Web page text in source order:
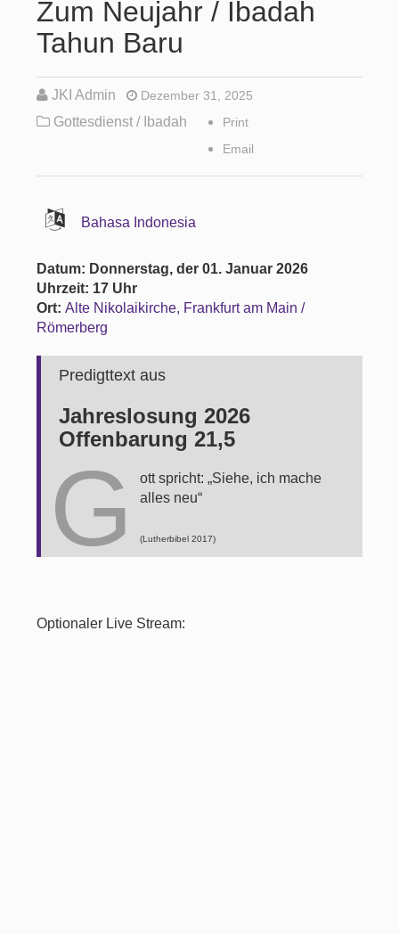
Zum Neujahr / Ibadah
Tahun Baru
JKI Admin Dezember 31, 2025
Gottesdienst / Ibadah
Print
Email
Bahasa Indonesia
Datum: Donnerstag, der 01. Januar 2026
Uhrzeit: 17 Uhr
Ort:Alte Nikolaikirche, Frankfurt am Main /
Römerberg
Predigttext aus
Jahreslosung 2026
Offenbarung 21,5
G
ott spricht: „Siehe, ich mache
alles neu“
(Lutherbibel 2017)
Optionaler Live Stream: